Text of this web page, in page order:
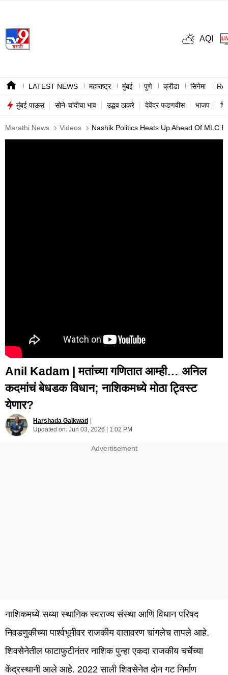
AQI
LATEST NEWS महाराष्ट्र मुंबई पुणे क्रीडा सिनेमा
मुंबई पाऊस सोने-चांदीचा भाव उद्धव ठाकरे देवेंद्र फडणवीस भाजप
Marathi News Videos Nashik Politics Heats Up Ahead Of MLC
Anil Kadam | मतांच्या गणितात आम्ही… अनिल
कदमांचं बेधडक विधान; नाशिकमध्ये मोठा ट्विस्ट
येणार?
Harshada Gaikwad |
Updated on: Jun 03, 2026 | 1:02 PM
नाशिकमध्ये सध्या स्थानिक स्वराज्य संस्था आणि विधान परिषद
निवडणुकीच्या पार्श्वभूमीवर राजकीय वातावरण चांगलेच तापले आहे.
शिवसेनेतील फाटाफुटीनंतर नाशिक पुन्हा एकदा राजकीय चर्चेच्या
केंद्रस्थानी आले आहे. 2022 साली शिवसेनेत दोन गट निर्माण